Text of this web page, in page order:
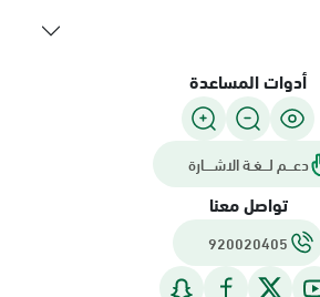
أدوات المساعدة
دعـــم لـــغـة الاشــــارة
تواصل معنا
920020405